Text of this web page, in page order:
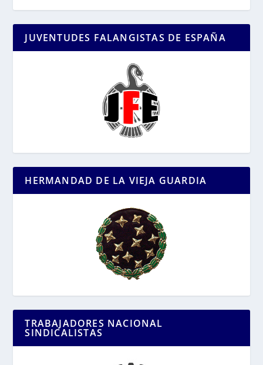
JUVENTUDES FALANGISTAS DE ESPAÑA
HERMANDAD DE LA VIEJA GUARDIA
TRABAJADORES NACIONAL
SINDICALISTAS